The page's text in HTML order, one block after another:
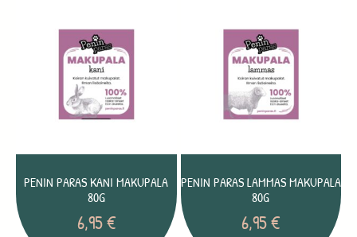
PENIN PARAS KANI MAKUPALA
80G
6,95€
PENIN PARAS LAMMAS MAKUPALA
80G
6,95€